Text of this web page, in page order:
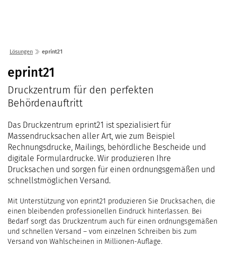
Standorte
Über ekom21
Zertifizierungen
Mitgliedschaften
Kontakt
2021
Open Door |
Aktuelle Projekte
Breitband
EfA-Leistungen
Einheitlicher
Hessen
Stellenangebote
Praktikum
Mitarbeitende über uns
Lösungen eprint21
eprint21
Druckzentrum für den perfekten
Behördenauftritt
Das Druckzentrum eprint21 ist spezialisiert für
Massendrucksachen aller Art, wie zum Beispiel
Rechnungsdrucke, Mailings, behördliche Bescheide und
digitale Formulardrucke. Wir produzieren Ihre
Drucksachen und sorgen für einen ordnungsgemäßen und
schnellstmöglichen Versand.
Mit Unterstützung von eprint21 produzieren Sie Drucksachen, die
einen bleibenden professionellen Eindruck hinterlassen. Bei
Bedarf sorgt das Druckzentrum auch für einen ordnungsgemäßen
und schnellen Versand – vom einzelnen Schreiben bis zum
Versand von Wahlscheinen in Millionen-Auflage.